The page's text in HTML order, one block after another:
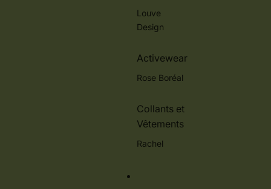
Louve
Design
Activewear
Rose Boréal
Collants et
Vêtements
Rachel